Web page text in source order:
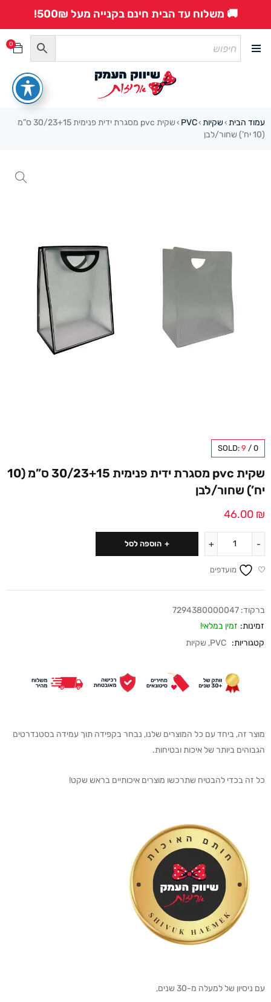
🚚 משלוח עד הבית חינם בקנייה מעל 500₪!
0
עמוד הבית ›שקיות ›
PVC
›
שקית pvc מסגרת ידית פנימית 30/23+15 ס”מ
(10 יח’) שחור/לבן
SOLD: 9 / 0
שקית pvc מסגרת ידית פנימית 30/23+15 ס”מ (10
יח’) שחור/לבן
46.00 ₪
הוספה לסל
מועדפים
ברקוד: 7294380000047
זמינות: זמין במלאי!
קטגוריות: PVC
, שקיות
מוצר זה, ביחד עם כל המוצרים שלנו, נבחר בקפידה תוך עמידה בסטנדרטים
הגבוהים ביותר של איכות ובטיחות.
כל זה בכדי להבטיח שתרכשו מוצרים איכותיים בראש שקט!
עם ניסיון של למעלה מ-30 שנים,